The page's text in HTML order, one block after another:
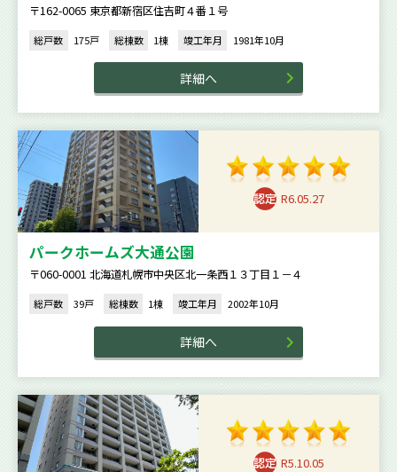
〒162-0065 東京都新宿区住吉町４番１号
総戸数 175戸 総棟数 1棟 竣工年月 1981年10月
詳細へ
R6.05.27
パークホームズ大通公園
〒060-0001 北海道札幌市中央区北一条西１３丁目１－４
総戸数 39戸 総棟数 1棟 竣工年月 2002年10月
詳細へ
R5.10.05